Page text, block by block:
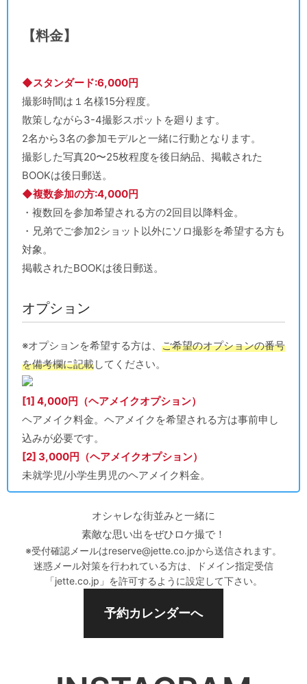
【料金】
◆スタンダード:6,000円
撮影時間は１名様15分程度。
散策しながら3-4撮影スポットを廻ります。
2名から3名の参加モデルと一緒に行動となります。
撮影した写真20〜25枚程度を後日納品、掲載された
BOOKは後日郵送。
◆複数参加の方:4,000円
・複数回を参加希望される方の2回目以降料金。
・兄弟でご参加2ショット以外にソロ撮影を希望する方も
対象。
掲載されたBOOKは後日郵送。
オプション
※オプションを希望する方は、 ご希望のオプションの番号
を備考欄に記載してください。
[1] 4,000円（ヘアメイクオプション）
ヘアメイク料金。ヘアメイクを希望される方は事前申し
込みが必要です。
[2] 3,000円（ヘアメイクオプション）
未就学児/小学生男児のヘアメイク料金。
オシャレな街並みと一緒に
素敵な思い出をぜひロケ撮で！
※受付確認メールはreserve@jette.co.jpから送信されます。
迷惑メール対策を行われている方は、ドメイン指定受信
「jette.co.jp」を許可するように設定して下さい。
予約カレンダーへ